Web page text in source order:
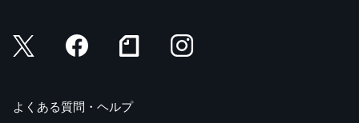
よくある質問・ヘルプ